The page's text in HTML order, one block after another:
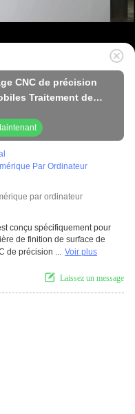
CNC de précision
Traitement de
Par Ordinateur
par ordinateur
conçu spécifiquement pour
de finition de surface de
de précision ... Voir plus
Laissez un message